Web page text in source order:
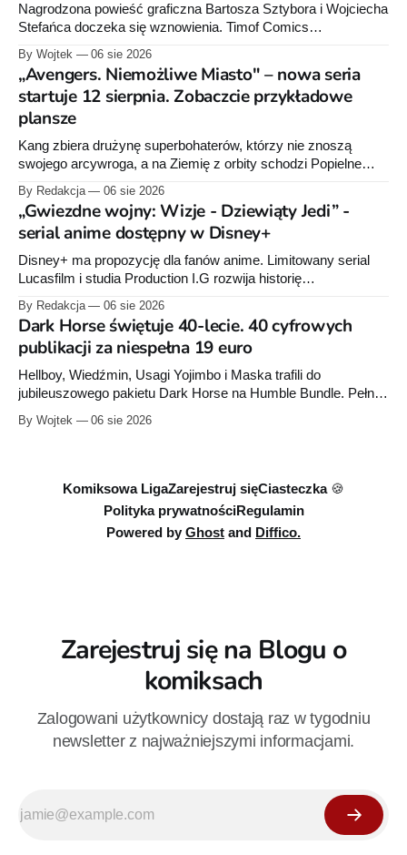
Nagrodzona powieść graficzna Bartosza Sztybora i Wojciecha
Stefańca doczeka się wznowienia. Timof Comics
raz”, którego pierwsze wydanie ukazało się w 2015 roku.
By Wojtek 06 sie 2026
„Avengers. Niemożliwe Miasto" – nowa seria
startuje 12 sierpnia. Zobaczcie przykładowe
plansze
Kang zbiera drużynę superbohaterów, którzy nie znoszą
swojego arcywroga, a na Ziemię z orbity schodzi Popielne
serii Avengers autorstwa Jeda MacKaya trafia do sklepów 12
sierpnia. Rzućcie okiem na przykładowe plansze.
By Redakcja 06 sie 2026
„Gwiezdne wojny: Wizje - Dziewiąty Jedi” -
serial anime dostępny w Disney+
Disney+ ma propozycję dla fanów anime. Limitowany serial
Lucasfilm i studia Production I.G rozwija historię
oraz „Dziewiąty Jedi: Dziecko nadziei" z serii „Gwiezdne
wojny: Wizje”. Wszystkie osiem odcinków jest już dostępnych
w Disney+.
By Redakcja 06 sie 2026
Dark Horse świętuje 40-lecie. 40 cyfrowych
publikacji za niespełna 19 euro
Hellboy, Wiedźmin, Usagi Yojimbo i Maska trafili do
jubileuszowego pakietu Dark Horse na Humble Bundle. Pełny
euro. Oferta kończy się 13 sierpnia.
By Wojtek 06 sie 2026
Komiksowa LigaZarejestruj sięCiasteczka 🍪
Polityka prywatnościRegulamin
Powered by Ghost and Diffico.
Zarejestruj się na Blogu o
komiksach
Zalogowani użytkownicy dostają raz w tygodniu
newsletter z najważniejszymi informacjami.